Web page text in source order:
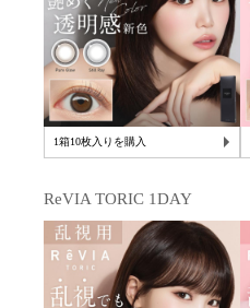
1箱10枚入りを購入
ReVIA TORIC 1DAY